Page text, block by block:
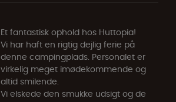
Et fantastisk ophold hos Huttopia!
​Vi har haft en rigtig dejlig ferie på
denne campingplads. Personalet er
virkelig meget imødekommende og
altid smilende.
​Vi elskede den smukke udsigt og de